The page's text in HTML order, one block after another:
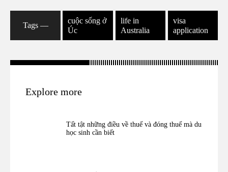
Tags ―
cuộc sống ở
Úc
life in
Australia
visa
application
Explore more
Tất tật những điều về thuế và đóng thuế mà du
học sinh cần biết